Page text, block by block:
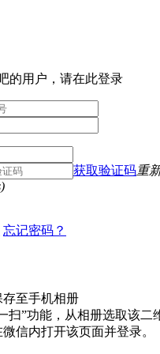
的用户，请在此登录
获取验证码重
忘记密码？
至手机相册
扫”功能，从相册选取该二
信内打开该页面并登录。